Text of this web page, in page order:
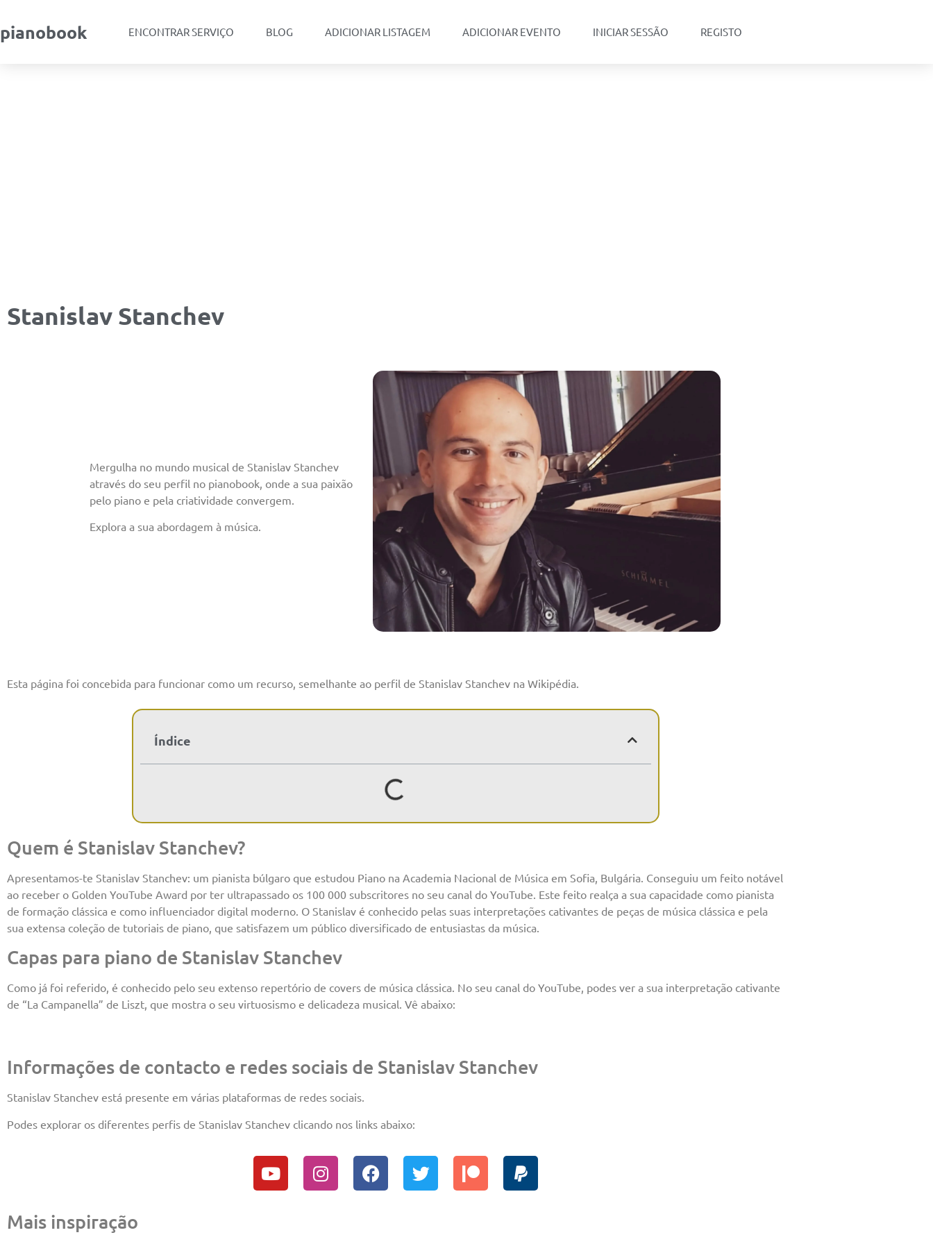
pianobook ENCONTRAR SERVIÇO BLOG ADICIONAR LISTAGEM ADICIONAR EVENTO INICIAR SESSÃO REGISTO
Stanislav Stanchev
Mergulha no mundo musical de Stanislav Stanchev
através do seu perfil no pianobook, onde a sua paixão
pelo piano e pela criatividade convergem.
Explora a sua abordagem à música.
Esta página foi concebida para funcionar como um recurso, semelhante ao perfil de Stanislav Stanchev na Wikipédia.
Índice
Quem é Stanislav Stanchev?
Apresentamos-te Stanislav Stanchev: um pianista búlgaro que estudou Piano na Academia Nacional de Música em Sofia, Bulgária. Conseguiu um feito notável
ao receber o Golden YouTube Award por ter ultrapassado os 100 000 subscritores no seu canal do YouTube. Este feito realça a sua capacidade como pianista
de formação clássica e como influenciador digital moderno. O Stanislav é conhecido pelas suas interpretações cativantes de peças de música clássica e pela
sua extensa coleção de tutoriais de piano, que satisfazem um público diversificado de entusiastas da música.
Capas para piano de Stanislav Stanchev
Como já foi referido, é conhecido pelo seu extenso repertório de covers de música clássica. No seu canal do YouTube, podes ver a sua interpretação cativante
de “La Campanella” de Liszt, que mostra o seu virtuosismo e delicadeza musical. Vê abaixo:
Informações de contacto e redes sociais de Stanislav Stanchev
Stanislav Stanchev está presente em várias plataformas de redes sociais.
Podes explorar os diferentes perfis de Stanislav Stanchev clicando nos links abaixo:
Mais inspiração